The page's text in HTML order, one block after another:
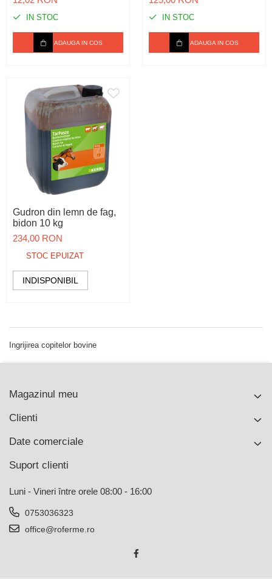
IN STOC
ADAUGA IN COS
IN STOC
ADAUGA IN COS
Gudron din lemn de fag,
bidon 10 kg
234,00 RON
STOC EPUIZAT
INDISPONIBIL
Ingrijirea copitelor bovine
Magazinul meu
Clienti
Date comerciale
Suport clienti
Luni - Vineri între orele 08:00 - 16:00
0753036323
office@roferme.ro